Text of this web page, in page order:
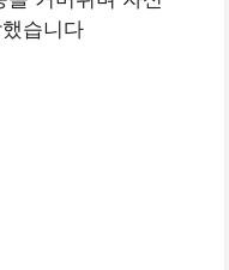
습니다​